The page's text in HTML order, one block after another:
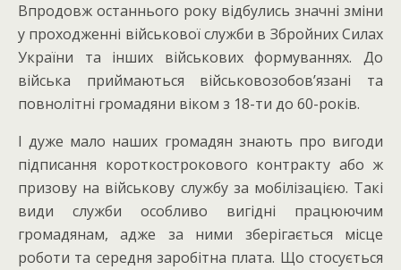
Впродовж останнього року відбулись значні зміни
у проходженні військової служби в Збройних Силах
України та інших військових формуваннях. До
війська приймаються військовозобов’язані та
повнолітні громадяни віком з 18-ти до 60-років.
І дуже мало наших громадян знають про вигоди
підписання короткострокового контракту або ж
призову на військову службу за мобілізацією. Такі
види служби особливо вигідні працюючим
громадянам, адже за ними зберігається місце
роботи та середня заробітна плата. Що стосується